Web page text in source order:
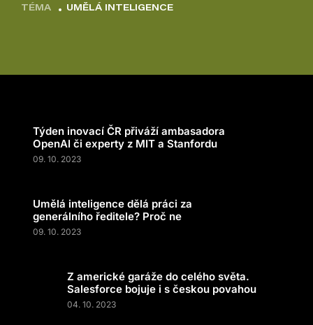
TÉMA UMĚLÁ INTELIGENCE
Týden inovací ČR přiváží ambasadora
OpenAI či experty z MIT a Stanfordu
09. 10. 2023
Umělá inteligence dělá práci za
generálního ředitele? Proč ne
09. 10. 2023
Z americké garáže do celého světa.
Salesforce bojuje i s českou povahou
04. 10. 2023